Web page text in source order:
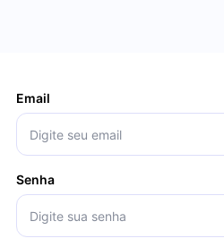
Email
Senha